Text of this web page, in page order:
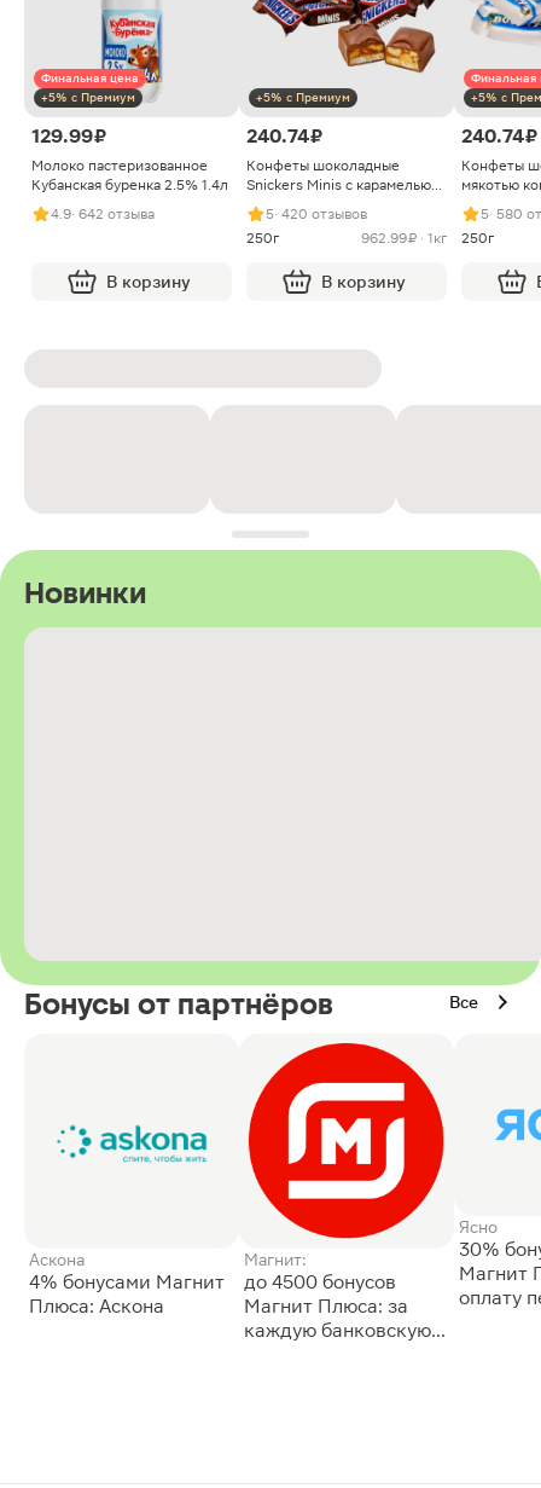
Финальная цена
+5% с Премиум
129.99 ₽
Молоко пастеризованное
Кубанская буренка 2.5% 1.4л
4.9· 642 отзыва
В корзину
+5% с Премиум
240.74 ₽
Конфеты шоколадные
Snickers Minis с карамелью
арахисом и нугой
5· 420 отзывов
250г
962.99 ₽ · 1кг
В корзину
Финальная
+5% с
240.74 ₽
Конфеты
мякотью
5· 580
250г
Новинки
Бонусы от партнёров Все
Аскона
4% бонусами Магнит
Плюса: Аскона
Магнит:
до 4500 бонусов
Магнит Плюса: за
каждую банковскую
Ясно
30%
Магнит
оплату